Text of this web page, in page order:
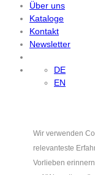
Über uns
Kataloge
Kontakt
Newsletter
DE
EN
Wir verwenden
relevanteste
Vorlieben